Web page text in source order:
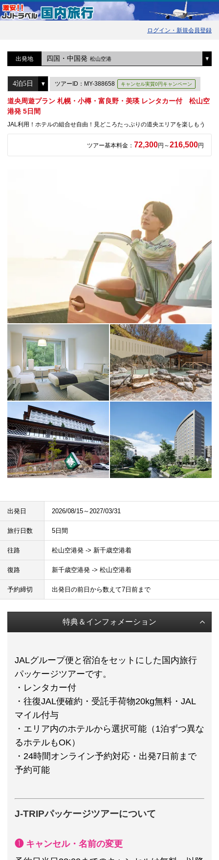
ログイン・新規会員登録
出発地 四国・中国発 松山空港
ツアーID：MY-388658 キャンセル実質0円キャンペーン
道央周遊プラン 札幌・小樽・富良野・美瑛 レンタカー付 松山空
港発 5日間
JAL利用！ホテルの組合せ自由！見どころたっぷりの道央エリアを楽しもう
ツアー基本料金： 72,300円～216,500円
出発日 2026/08/15～2027/03/31
旅行日数 5日間
往路 松山空港発 -> 新千歳空港着
復路 新千歳空港発 -> 松山空港着
予約締切 出発日の前日から数えて7日前まで
特典＆インフォメーション
JALグループ便と宿泊をセットにした国内旅行
パッケージツアーです。
・レンタカー付
・往復JAL便確約・受託手荷物20kg無料・JAL
マイル付与
・エリア内のホテルから選択可能（1泊ずつ異な
るホテルもOK）
・24時間オンライン予約対応・出発7日前まで
予約可能
J-TRIPパッケージツアーについて
❶ キャンセル・名前の変更